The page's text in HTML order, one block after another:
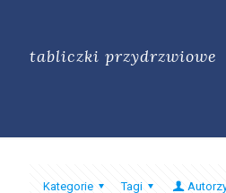
tabliczki przydrzwiowe
Kategorie Tagi